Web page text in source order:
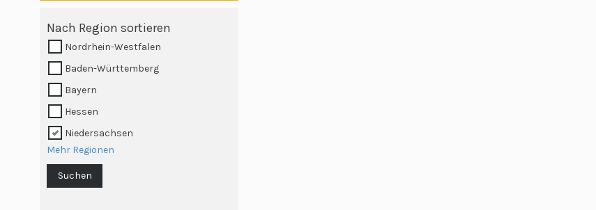
Nach Region sortieren
Nordrhein-Westfalen
Baden-Württemberg
Bayern
Hessen
Niedersachsen
Mehr Regionen
Suchen